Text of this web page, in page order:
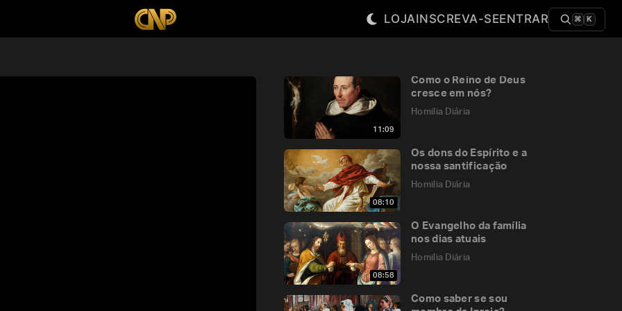
LOJAINSCREVA-SEENTRAR ⌘ K
11:09
Como o Reino de Deus
cresce em nós?
Homilia Diária
08:10
Os dons do Espírito e a
nossa santificação
Homilia Diária
08:58
O Evangelho da família
nos dias atuais
Homilia Diária
Como saber se sou